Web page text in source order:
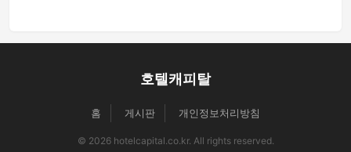
호텔캐피탈
홈 게시판 개인정보처리방침
© 2026 hotelcapital.co.kr. All rights reserved.